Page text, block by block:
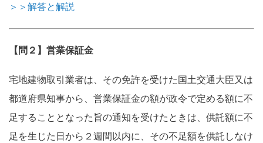
＞＞解答と解説
【問２】営業保証金
宅地建物取引業者は、その免許を受けた国土交通大臣又は
都道府県知事から、営業保証金の額が政令で定める額に不
足することとなった旨の通知を受けたときは、供託額に不
足を生じた日から２週間以内に、その不足額を供託しなけ